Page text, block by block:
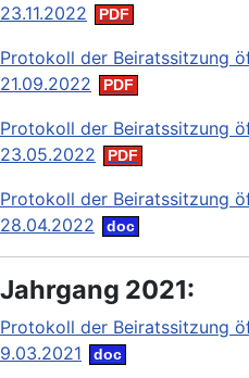
23.11.2022
Protokoll der Beiratssitzung
21.09.2022
Protokoll der Beiratssitzung
23.05.2022
Protokoll der Beiratssitzung
28.04.2022
Jahrgang 2021:
Protokoll der Beiratssitzung
9.03.2021